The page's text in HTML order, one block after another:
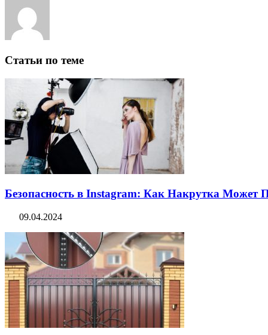
Статьи по теме
Безопасность в Instagram: Как Накрутка
09.04.2024